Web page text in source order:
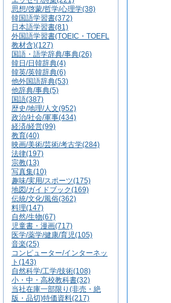
思想/啓蒙/哲学/心理学(38)
韓国語学習書(372)
日本語学習書(81)
外国語学習書(TOEIC・TOEFL
教材含)(127)
国語・語学辞典/事典(26)
韓日/日韓辞典(4)
韓英/英韓辞典(6)
他外国語辞典(53)
他辞典/事典(5)
国語(387)
歴史/地理/人文(952)
政治/社会/軍事(434)
経済/経営(99)
教育(40)
映画/美術/芸術/考古学(284)
法律(197)
宗教(13)
写真集(10)
趣味/実用/スポーツ(175)
地図/ガイドブック(169)
伝統/文化/風俗(362)
料理(147)
自然/生物(67)
児童書・漫画(717)
医学/薬学/健康/育児(105)
音楽(25)
コンピューター/インターネッ
ト(143)
自然科学/工学/技術(108)
小・中・高校教科書(32)
当社在庫一部限り(非売・絶
版・品切)特価資料(217)